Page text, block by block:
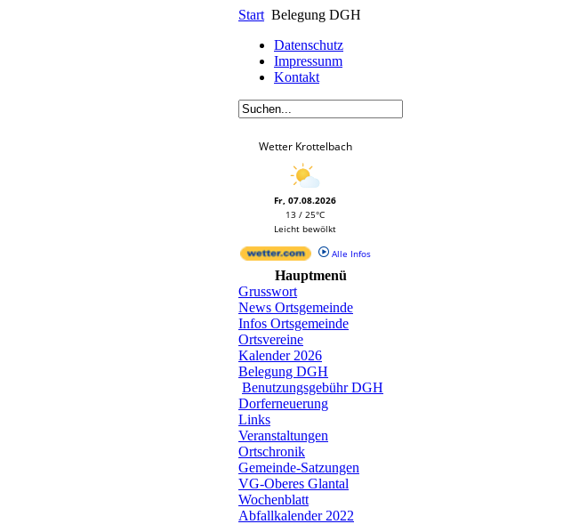
Start Belegung DGH
Datenschutz
Impressunm
Kontakt
Wetter Krottelbach
Fr, 07.08.2026
13 / 25°C
Leicht bewölkt
Alle Infos
Hauptmenü
Grusswort
News Ortsgemeinde
Infos Ortsgemeinde
Ortsvereine
Kalender 2026
Belegung DGH
Benutzungsgebühr DGH
Dorferneuerung
Links
Veranstaltungen
Ortschronik
Gemeinde-Satzungen
VG-Oberes Glantal
Wochenblatt
Abfallkalender 2022